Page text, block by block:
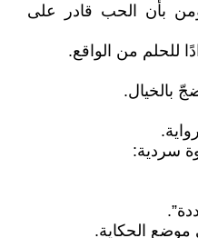
بأن الحب قادر على
للحلم من الواقع.
بالخيال.
سردية:
موضع الحكاية.